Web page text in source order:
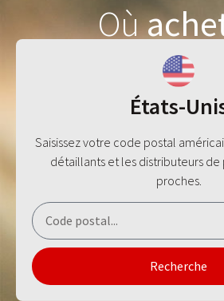
Où
États-
Saisissez votre code postal
détaillants et les distributeurs de
proches.
Recherche